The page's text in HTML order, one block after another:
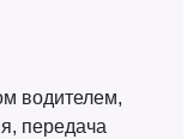
водителем,
передача